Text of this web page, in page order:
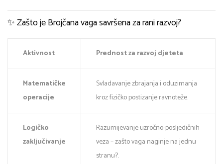
✨ Zašto je Brojčana vaga savršena za rani razvoj?
Aktivnost Prednost za razvoj djeteta
Matematičke
operacije
Svladavanje zbrajanja i oduzimanja
kroz fizičko postizanje ravnoteže.
Logičko
zaključivanje
Razumijevanje uzročno-posljedičnih
veza – zašto vaga naginje na jednu
stranu?.